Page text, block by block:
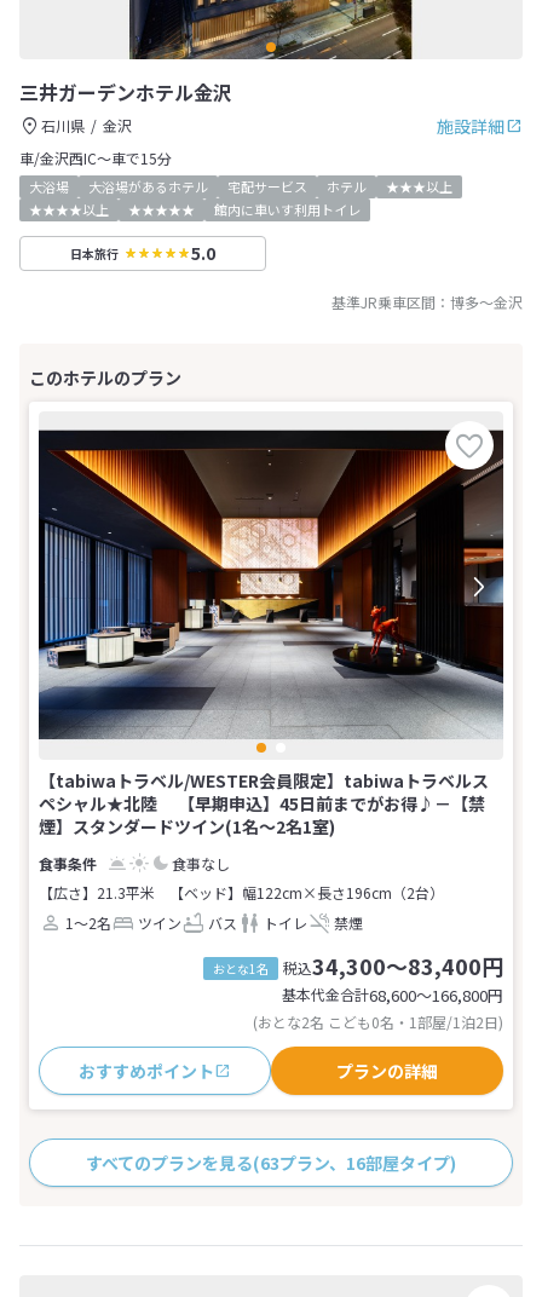
三井ガーデンホテル金沢
施設詳細
石川県
金沢
車/金沢西IC～車で15分
大浴場 大浴場があるホテル 宅配サービス ホテル
★★★以上
★★★★以上
★★★★★ 館内に車いす利用トイレ
日本旅行 5.0
基準JR乗車区間： 博多～金沢
【tabiwaトラベル/WESTER会員限定】tabiwaトラベルス
ペシャル★北陸 【早期申込】45日前までがお得♪－【禁
煙】スタンダードツイン(1名～2名1室)
食事なし
【広さ】21.3平米
【ベッド】幅122cm×長さ196cm（2台）
1～2名
ツイン バス トイレ 禁煙
おとな1名 税込34,300～83,400円
基本代金合計68,600〜166,800円
(おとな2名 こども0名・1部屋/1泊2日)
おすすめポイント プランの詳細
すべてのプランを見る(63プラン、16部屋タイプ)